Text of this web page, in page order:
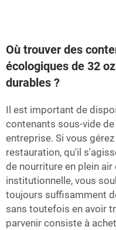
Où trouver des
écologiques de 32
durables ?
Il est important de
contenants sous-vide
entreprise. Si vous
restauration, qu'il
de nourriture en plein
institutionnelle, vous
toujours suffisamment
sans toutefois en avoir
parvenir consiste à